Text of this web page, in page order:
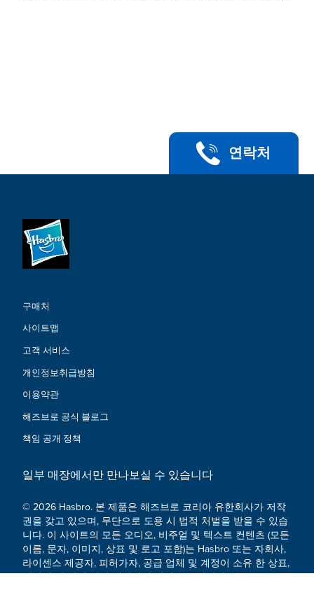
연락처
구매처
사이트맵
고객 서비스
개인정보취급방침
이용약관
해즈브로 공식 블로그
책임 공개 정책
일부 매장에서만 만나보실 수 있습니다
© 2026 Hasbro. 본 제품은 해즈브로 코리아 유한회사가 저작
권을 갖고 있으며, 무단으로 도용 시 법적 처벌을 받을 수 있습
니다. 이 사이트의 모든 오디오, 비주얼 및 텍스트 컨텐츠 (모든
이름, 문자, 이미지, 상표 및 로고 포함)는 Hasbro 또는 자회사,
라이센스 제공자, 피허가자, 공급 업체 및 계정이 소유 한 상표,
저작권 및 기타 지적 재산권에 의해 보호됩니다.